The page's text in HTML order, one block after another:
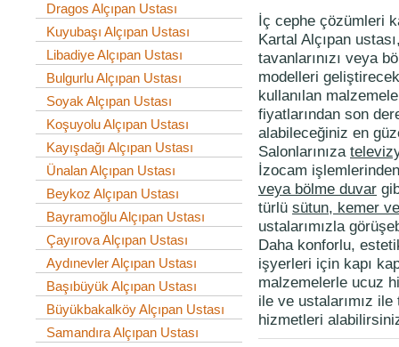
Dragos Alçıpan Ustası
Kuyubaşı Alçıpan Ustası
Libadiye Alçıpan Ustası
Bulgurlu Alçıpan Ustası
Soyak Alçıpan Ustası
Koşuyolu Alçıpan Ustası
Kayışdağı Alçıpan Ustası
Ünalan Alçıpan Ustası
Beykoz Alçıpan Ustası
Bayramoğlu Alçıpan Ustası
Çayırova Alçıpan Ustası
Aydınevler Alçıpan Ustası
Başıbüyük Alçıpan Ustası
Büyükbakalköy Alçıpan Ustası
Samandıra Alçıpan Ustası
İç cephe çözümleri
Kartal Alçıpan
tavanlarınızı veya
modelleri
kullanılan
fiyatlarından son
alabileceğiniz en
Salonlarınıza
İzocam
veya bölme duvar
türlü sütun, kemer
ustalarımızla
Daha konforlu,
işyerleri için kapı
malzemelerle ucuz
ile ve ustalarımız
hizmetleri